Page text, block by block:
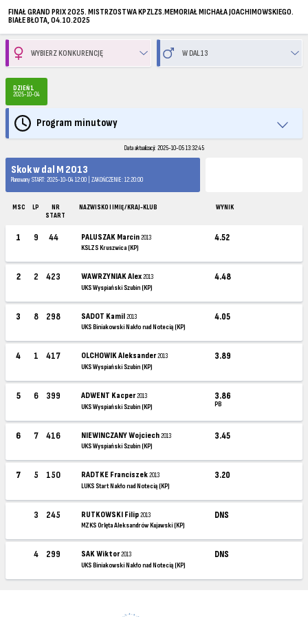
FINAŁ GRAND PRIX 2025. MISTRZOSTWA KPZLZS.MEMORIAŁ MICHAŁA JOACHIMOWSKIEGO.
BIAŁE BŁOTA, 04.10.2025
DZIEŃ 1
2025-10-04
Program minutowy
Data aktualizacji: 2025-10-05 13:32:45
Skok w dal M 2013
Planowany START: 2025-10-04 12:00 | ZAKOŃCZENIE: 12:20:00
MSC LP
NR
START
NAZWISKO I IMIĘ / KRAJ-KLUB WYNIK
1 9 44 PALUSZAK Marcin2013
KSLZS Kruszwica (KP)
4.52
2 2 423 WAWRZYNIAK Alex2013
UKS Wyspiański Szubin (KP)
4.48
3 8 298 SADOT Kamil2013
UKS Biniakowski Nakło nad Notecią (KP)
4.05
4 1 417 OLCHOWIK Aleksander2013
UKS Wyspiański Szubin (KP)
3.89
5 6 399 ADWENT Kacper2013
UKS Wyspiański Szubin (KP)
3.86
PB
6 7 416 NIEWINCZANY Wojciech2013
UKS Wyspiański Szubin (KP)
3.45
7 5 150 RADTKE Franciszek2013
LUKS Start Nakło nad Notecią (KP)
3.20
3 245 RUTKOWSKI Filip2013
MZKS Orlęta Aleksandrów Kujawski (KP)
DNS
4 299 SAK Wiktor2013
UKS Biniakowski Nakło nad Notecią (KP)
DNS